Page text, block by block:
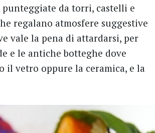
da torri, castelli e
regalano atmosfere suggestive
vale la pena di attardarsi, per
e le antiche botteghe dove
il vetro oppure la ceramica, e la